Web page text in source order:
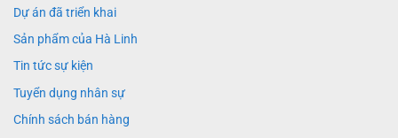
Dự án đã triển khai
Sản phẩm của Hà Linh
Tin tức sự kiện
Tuyển dụng nhân sự
Chính sách bán hàng